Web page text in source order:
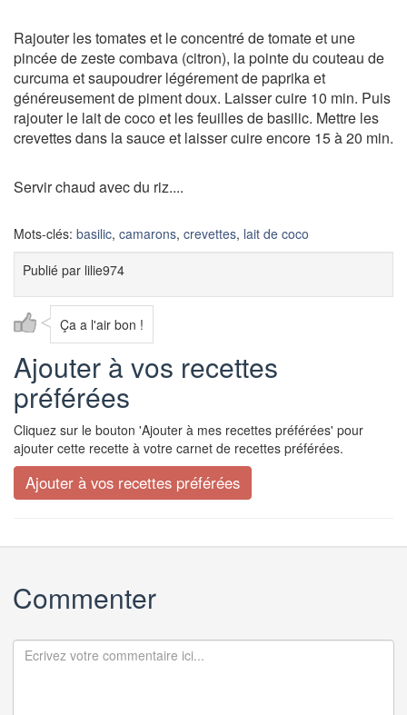
Rajouter les tomates et le concentré de tomate et une
pincée de zeste combava (citron), la pointe du couteau de
curcuma et saupoudrer légérement de paprika et
généreusement de piment doux. Laisser cuire 10 min. Puis
rajouter le lait de coco et les feuilles de basilic. Mettre les
crevettes dans la sauce et laisser cuire encore 15 à 20 min.
Servir chaud avec du riz....
Mots-clés: basilic, camarons, crevettes, lait de coco
Publié par lilie974
Ça a l'air bon !
Ajouter à vos recettes
préférées
Cliquez sur le bouton 'Ajouter à mes recettes préférées' pour
ajouter cette recette à votre carnet de recettes préférées.
Commenter